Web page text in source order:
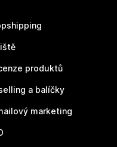
produktů
a balíčky
marketing